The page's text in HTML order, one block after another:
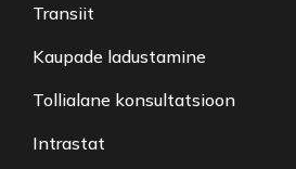
Transiit
Kaupade ladustamine
Tollialane konsultatsioon
Intrastat